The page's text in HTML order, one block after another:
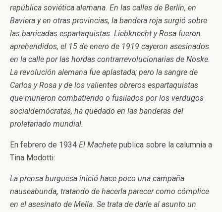
república soviética alemana. En las calles de Berlín, en
Baviera y en otras provincias, la bandera roja surgió sobre
las barricadas espartaquistas. Liebknecht y Rosa fueron
aprehendidos, el 15 de enero de 1919 cayeron asesinados
en la calle por las hordas contrarrevolucionarias de Noske.
La revolución alemana fue aplastada; pero la sangre de
Carlos y Rosa y de los valientes obreros espartaquistas
que murieron combatiendo o fusilados por los verdugos
socialdemócratas, ha quedado en las banderas del
proletariado mundial.
En febrero de 1934 El Machete publica sobre la calumnia a
Tina Modotti:
La prensa burguesa inició hace poco una campaña
nauseabunda, tratando de hacerla parecer como cómplice
en el asesinato de Mella. Se trata de darle al asunto un